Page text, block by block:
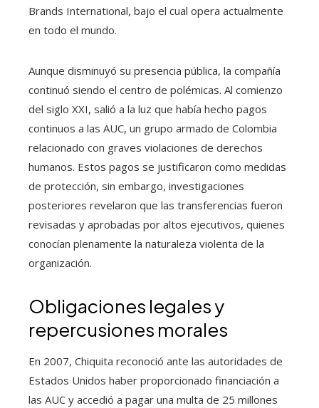
Brands International, bajo el cual opera actualmente
en todo el mundo.
Aunque disminuyó su presencia pública, la compañía
continuó siendo el centro de polémicas. Al comienzo
del siglo XXI, salió a la luz que había hecho pagos
continuos a las AUC, un grupo armado de Colombia
relacionado con graves violaciones de derechos
humanos. Estos pagos se justificaron como medidas
de protección, sin embargo, investigaciones
posteriores revelaron que las transferencias fueron
revisadas y aprobadas por altos ejecutivos, quienes
conocían plenamente la naturaleza violenta de la
organización.
Obligaciones legales y
repercusiones morales
En 2007, Chiquita reconoció ante las autoridades de
Estados Unidos haber proporcionado financiación a
las AUC y accedió a pagar una multa de 25 millones